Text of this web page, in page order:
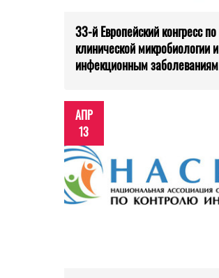
33-й Европейский конгресс по
клинической микробиологии и
инфекционным заболеваниям
АПР
13